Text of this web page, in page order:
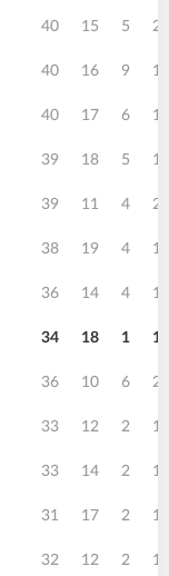
40 15 5 20
40 16 9 15
40 17 6 17
39 18 5 16
39 11 4 24
38 19 4 15
36 14 4 17
34 18 1 14
36 10 6 20
33 12 2 19
33 14 2 16
31 17 2 10
32 12 2 17